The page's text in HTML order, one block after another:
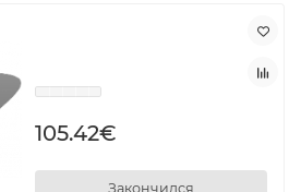
105.42€
Закончился